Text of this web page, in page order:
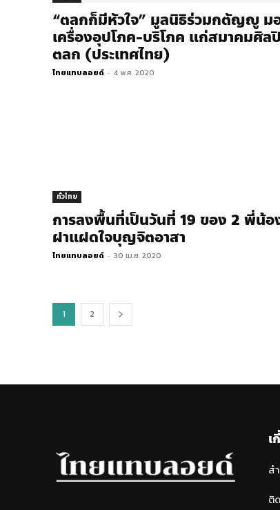
“ตลกก็มีหัวใจ” มูลนิธิร่วมกตัญญู ม
เครื่องอุปโภค-บริโภค แก่สมาคมศิล
ตลก (ประเทศไทย)
ไทยแทบลอยด์ - 4 พ.ค. 2020
ทั่วไทย
การลงพื้นที่เป็นวันที่​ 19​ ของ 2​ พี่น้อ
ฝาแฝดใจบุญ​จิตอาสา​
ไทยแทบลอยด์ - 30 เม.ย. 2020
1 2
เ
ส
ติ